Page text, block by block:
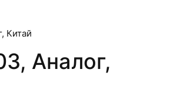
Китай
Аналог,